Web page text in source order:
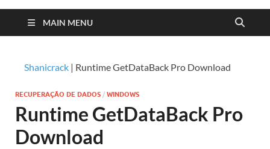
MAIN MENU
Shanicrack | Runtime GetDataBack Pro Download
RECUPERAÇÃO DE DADOS / WINDOWS
Runtime GetDataBack Pro
Download